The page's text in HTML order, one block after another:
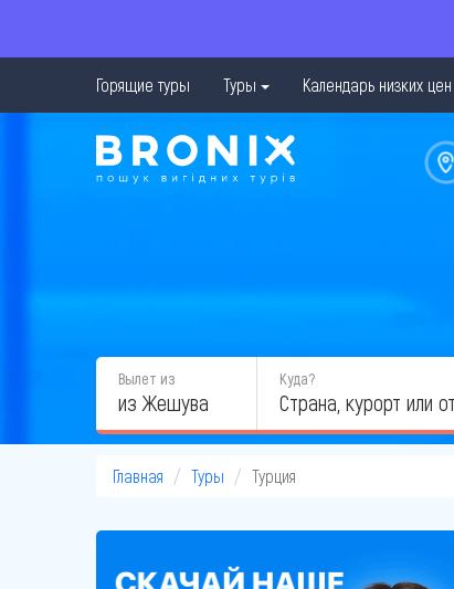
Горящие туры Туры Календарь низких цен
Вылет из
из Жешува
Куда?
Главная Туры Турция